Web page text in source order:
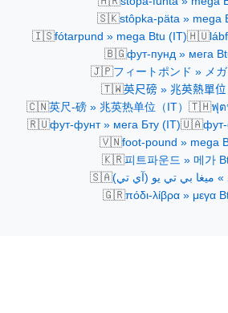
🇸🇰stôpka-päta » mega
🇮🇸fótarpund » mega Btu (IT)🇭🇺
🇧🇬фут-пунд » мега
🇯🇵フィートポンド » メ
🇹🇼英尺磅 » 兆英熱單位
🇨🇳英尺-磅 » 兆英热单位（IT） 🇹🇭ฟุต
🇷🇺фут-фунт » мега Бту (IT)🇺🇦
🇻🇳foot-pound » mega
🇰🇷피트파운드 » 메가
🇸🇦» ميغا بي تي يو (آي تي)
🇬🇷πόδι-λίβρα » μεγα